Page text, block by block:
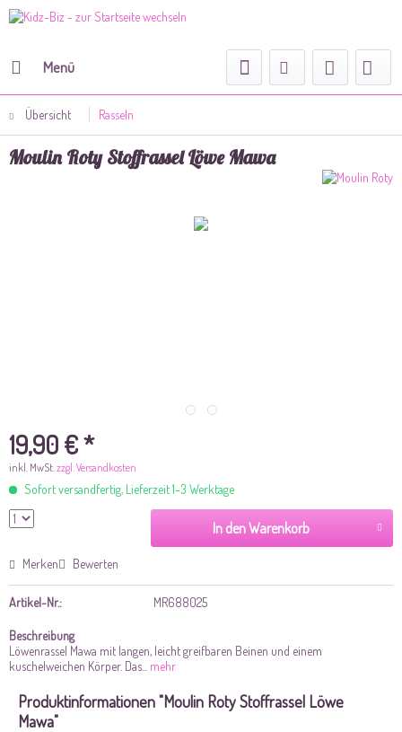
Menü
Übersicht Rasseln
Moulin Roty Stoffrassel Löwe Mawa
19,90 € *
inkl. MwSt.zzgl. Versandkosten
Sofort versandfertig, Lieferzeit 1-3 Werktage
In den Warenkorb
Merken Bewerten
Artikel-Nr.: MR688025
Beschreibung
Löwenrassel Mawa mit langen, leicht greifbaren Beinen und einem
kuschelweichen Körper. Das... mehr
Produktinformationen "Moulin Roty Stoffrassel Löwe
Mawa"